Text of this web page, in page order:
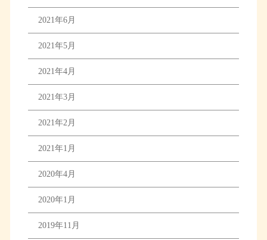
2021年6月
2021年5月
2021年4月
2021年3月
2021年2月
2021年1月
2020年4月
2020年1月
2019年11月